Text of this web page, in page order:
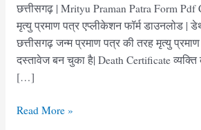
छत्तीसगढ़ | Mrityu Praman Patra Form Pdf
मृत्यु प्रमाण पत्र एप्लीकेशन फॉर्म डाउनलोड |
छत्तीसगढ़ जन्म प्रमाण पत्र की तरह मृत्यु
दस्तावेज बन चुका है| Death Certificate व्यक्ति
[…]
मृत्यु
Read More »